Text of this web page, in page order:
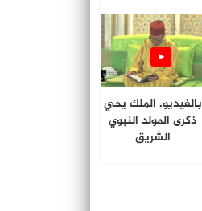
بالفيديو. الملك يحي
ذكرى المولد النبوي
الشريق